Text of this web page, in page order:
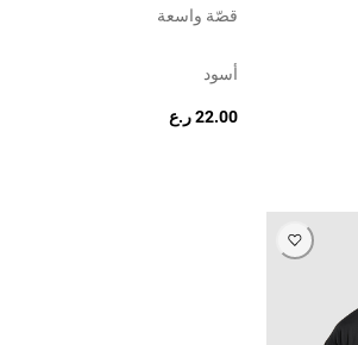
قصّة واسعة
أسود
22.00 ر.ع